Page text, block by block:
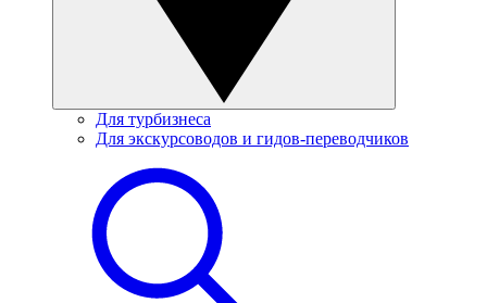
Для турбизнеса
Для экскурсоводов и гидов-переводчиков